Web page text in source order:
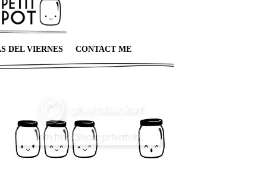
DEL VIERNES CONTACT ME